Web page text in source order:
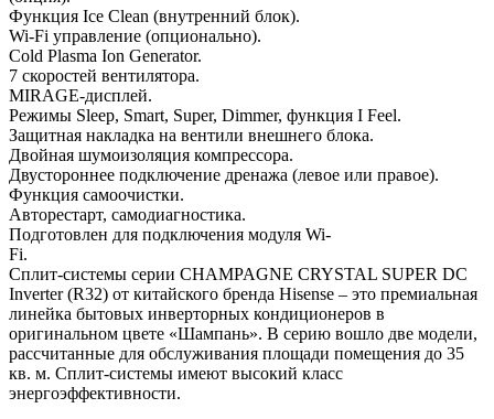
Функция Ice Clean (внутренний блок).
Wi-Fi управление (опционально).
Cold Plasma Ion Generator.
7 скоростей вентилятора.
MIRAGE-дисплей.
Режимы Sleep, Smart, Super, Dimmer, функция I Feel.
Защитная накладка на вентили внешнего блока.
Двойная шумоизоляция компрессора.
Двустороннее подключение дренажа (левое или правое).
Функция самоочистки.
Авторестарт, самодиагностика.
Подготовлен для подключения модуля Wi-
Fi.
Сплит-системы серии CHAMPAGNE CRYSTAL SUPER DC
Inverter (R32) от китайского бренда Hisense – это премиальная
линейка бытовых инверторных кондиционеров в
оригинальном цвете «Шампань». В серию вошло две модели,
рассчитанные для обслуживания площади помещения до 35
кв. м. Сплит-системы имеют высокий класс
энергоэффективности.